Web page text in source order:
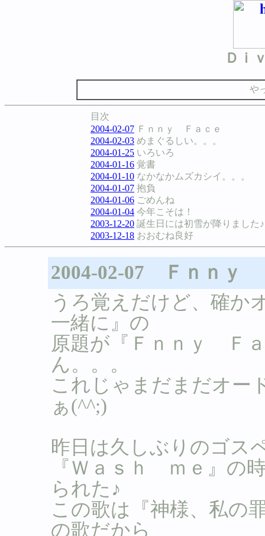
Ｄｉ
や
目次
2004-02-07 Ｆｎｎｙ Ｆａｃｅ
2004-02-03 めまぐるしい。。。
2004-01-25 いろいろ
2004-01-16 覚書
2004-01-10 なかなかムズカシイ。。。
2004-01-07 抱負
2004-01-06 ごめんね
2004-01-04 今年こそは！
2003-12-20 誕生日には初雪が降りました♪
2003-12-18 おおむね良好
2004-02-07 Ｆｎｎｙ
うろ覚えだけど、確か
一緒に』の
原題が『Ｆｎｎｙ Ｆ
ん。。。
これじゃまだまだオー
ぁ(^^;)
昨日は久しぶりのゴス
『Ｗａｓｈ ｍｅ』の
られた♪
この歌は『神様、私の
の歌だから